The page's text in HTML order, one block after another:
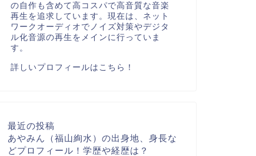
の自作も含めて高コスパで高音質な音楽
再生を追求しています。現在は、ネット
ワークオーディオでノイズ対策やデジタ
ル化音源の再生をメインに行っていま
す。
詳しいプロフィールはこちら！
最近の投稿
あやみん（福山絢水）の出身地、身長な
どプロフィール！学歴や経歴は？